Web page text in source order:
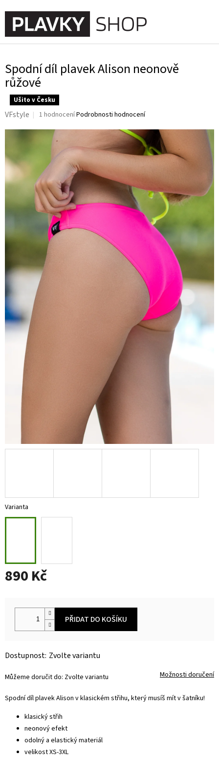
na
obsah
Spodní díl plavek Alison neonově
růžové
Ušito v Česku
Průměrné
produktu
hvězdiček.
1 hodnoceníPodrobnosti hodnocení
VFstyle
890 Kč
Zvolte variantu
Můžeme doručit do: Zvolte variantu Možnosti doručení
Varianta
PŘIDAT DO KOŠÍKU
Spodní díl plavek Alison v klasickém střihu, který musíš mít v šatníku!
klasický střih
neonový efekt
odolný a elastický materiál
velikost XS-3XL